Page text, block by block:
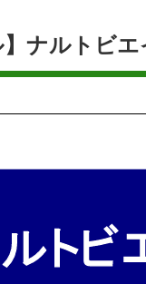
】ナルトビ